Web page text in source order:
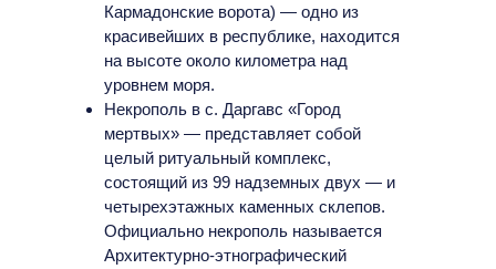
Кармадонские ворота) — одно из
красивейших в республике, находится
на высоте около километра над
уровнем моря.
Некрополь в с. Даргавс «Город
мертвых» — представляет собой
целый ритуальный комплекс,
состоящий из 99 надземных двух — и
четырехэтажных каменных склепов.
Официально некрополь называется
Архитектурно-этнографический